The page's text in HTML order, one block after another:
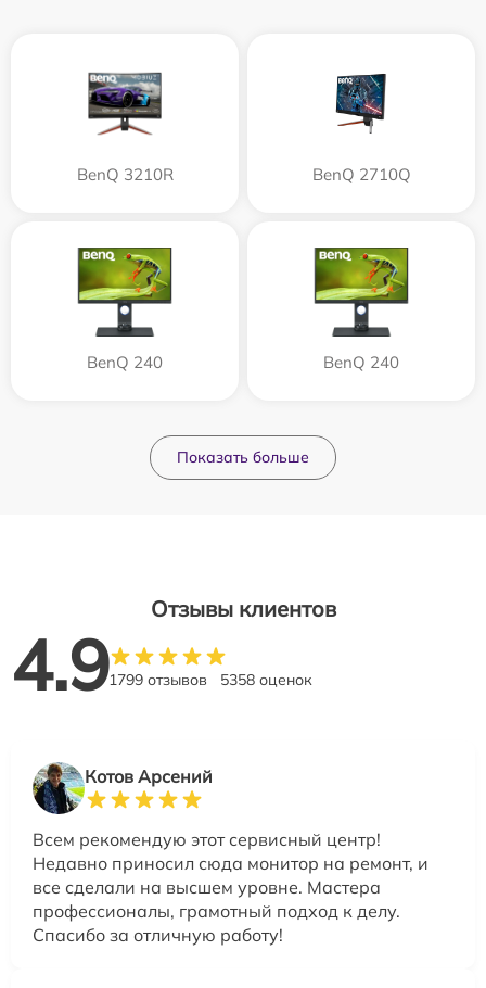
BenQ 3210R BenQ 2710Q
BenQ 240 BenQ 240
Показать больше
Отзывы клиентов
4.91799 отзывов 5358 оценок
Котов Арсений
Всем рекомендую этот сервисный центр!
Недавно приносил сюда монитор на ремонт, и
все сделали на высшем уровне. Мастера
профессионалы, грамотный подход к делу.
Спасибо за отличную работу!